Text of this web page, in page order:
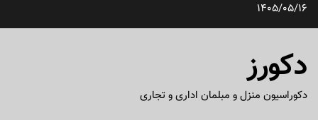
پرش1405/05/16
دکورز
دکوراسیون منزل و مبلمان اداری و تجاری